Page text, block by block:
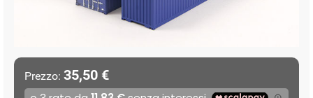
Prezzo: 35,50 €